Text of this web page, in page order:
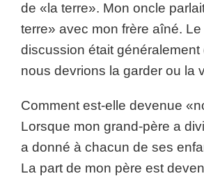
de «la terre». Mon oncle
terre» avec mon frère aîné.
discussion était généralement
nous devrions la garder ou la
Comment est-elle devenue
Lorsque mon grand-père a
a donné à chacun de ses
La part de mon père est